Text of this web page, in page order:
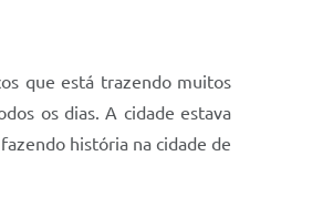
que está trazendo muitos
os dias. A cidade estava
história na cidade de